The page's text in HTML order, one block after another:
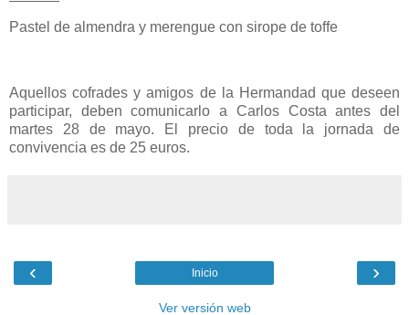
Pastel de almendra y merengue con sirope de toffe
Aquellos cofrades y amigos de la Hermandad que deseen
participar, deben comunicarlo a Carlos Costa antes del
martes 28 de mayo. El precio de toda la jornada de
convivencia es de 25 euros.
‹ ›
Inicio
Ver versión web